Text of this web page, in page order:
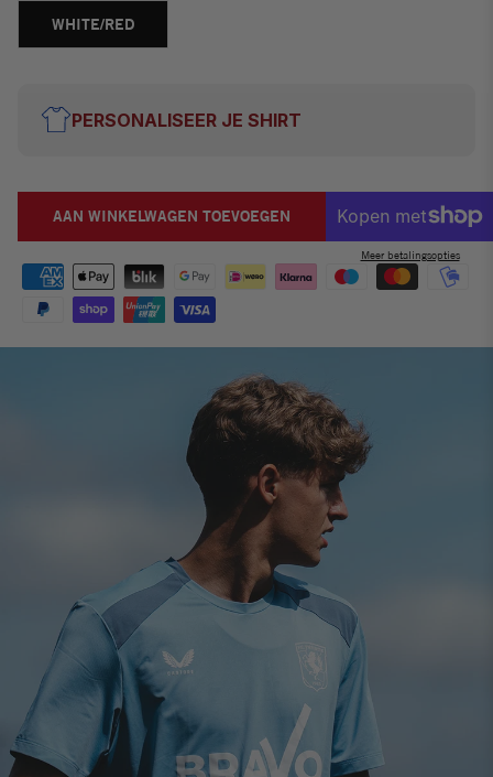
WHITE/RED
PERSONALISEER JE SHIRT
AAN WINKELWAGEN TOEVOEGEN
Meer betalingsopties